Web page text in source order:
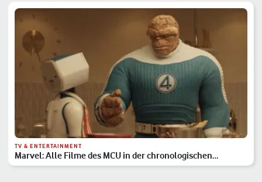
TV & ENTERTAINMENT
Marvel: Alle Filme des MCU in der chronologischen
Reihenfolge